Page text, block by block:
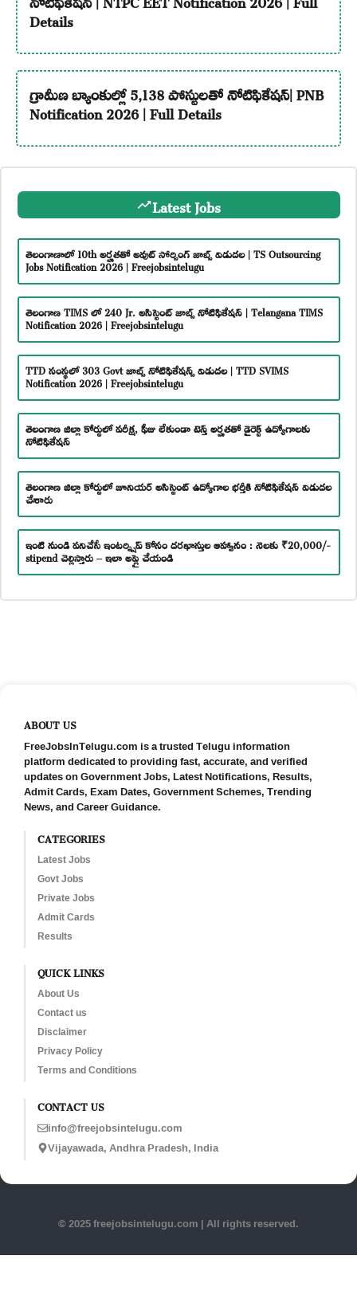
Details
గ్రామీణ బ్యాంకుల్లో 5,138 పోస్టులతో నోటిఫికేషన్| PNB
Notification 2026 | Full Details
Latest Jobs
తెలంగాణాలో 10th అర్హతతో అవుట్ సోర్సింగ్ జాబ్స్ విడుదల | TS Outsourcing
Jobs Notification 2026 | Freejobsintelugu
తెలంగాణ TIMS లో 240 Jr. అసిస్టెంట్ జాబ్స్ నోటిఫికేషన్ | Telangana TIMS
Notification 2026 | Freejobsintelugu
TTD సంస్థలో 303 Govt జాబ్స్ నోటిఫికేషన్స్ విడుదల | TTD SVIMS
Notification 2026 | Freejobsintelugu
తెలంగాణ జిల్లా కోర్టులో పరీక్ష, ఫీజు లేకుండా టెన్త్ అర్హతతో డైరెక్ట్ ఉద్యోగాలకు
నోటిఫికేషన్
తెలంగాణ జిల్లా కోర్టులో జూనియర్ అసిస్టెంట్ ఉద్యోగాల భర్తీకి నోటిఫికేషన్ విడుదల
చేశారు
ఇంటి నుండి పనిచేసే ఇంటర్న్షిప్ కోసం దరఖాస్తుల ఆహ్వానం : నెలకు ₹20,000/-
stipend చెల్లిస్తారు – ఇలా అప్లై చేయండి
ABOUT US
FreeJobsInTelugu.com is a trusted Telugu information
platform dedicated to providing fast, accurate, and verified
updates on Government Jobs, Latest Notifications, Results,
Admit Cards, Exam Dates, Government Schemes, Trending
News, and Career Guidance.
CATEGORIES
Latest Jobs
Govt Jobs
Private Jobs
Admit Cards
Results
QUICK LINKS
About Us
Contact us
Disclaimer
Privacy Policy
Terms and Conditions
CONTACT US
info@freejobsintelugu.com
Vijayawada, Andhra Pradesh, India
© 2025 freejobsintelugu.com | All rights reserved.